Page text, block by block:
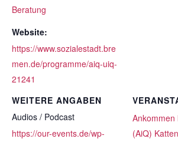
Beratung
Website:
https://www.sozialestadt.bre
men.de/programme/aiq-uiq-
21241
(AiQ)
WEITERE ANGABEN
Audios / Podcast
https://our-events.de/wp-